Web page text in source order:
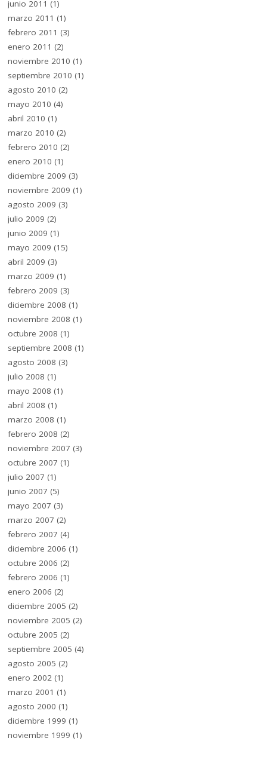
junio 2011 (1)
marzo 2011 (1)
febrero 2011 (3)
enero 2011 (2)
noviembre 2010 (1)
septiembre 2010 (1)
agosto 2010 (2)
mayo 2010 (4)
abril 2010 (1)
marzo 2010 (2)
febrero 2010 (2)
enero 2010 (1)
diciembre 2009 (3)
noviembre 2009 (1)
agosto 2009 (3)
julio 2009 (2)
junio 2009 (1)
mayo 2009 (15)
abril 2009 (3)
marzo 2009 (1)
febrero 2009 (3)
diciembre 2008 (1)
noviembre 2008 (1)
octubre 2008 (1)
septiembre 2008 (1)
agosto 2008 (3)
julio 2008 (1)
mayo 2008 (1)
abril 2008 (1)
marzo 2008 (1)
febrero 2008 (2)
noviembre 2007 (3)
octubre 2007 (1)
julio 2007 (1)
junio 2007 (5)
mayo 2007 (3)
marzo 2007 (2)
febrero 2007 (4)
diciembre 2006 (1)
octubre 2006 (2)
febrero 2006 (1)
enero 2006 (2)
diciembre 2005 (2)
noviembre 2005 (2)
octubre 2005 (2)
septiembre 2005 (4)
agosto 2005 (2)
enero 2002 (1)
marzo 2001 (1)
agosto 2000 (1)
diciembre 1999 (1)
noviembre 1999 (1)